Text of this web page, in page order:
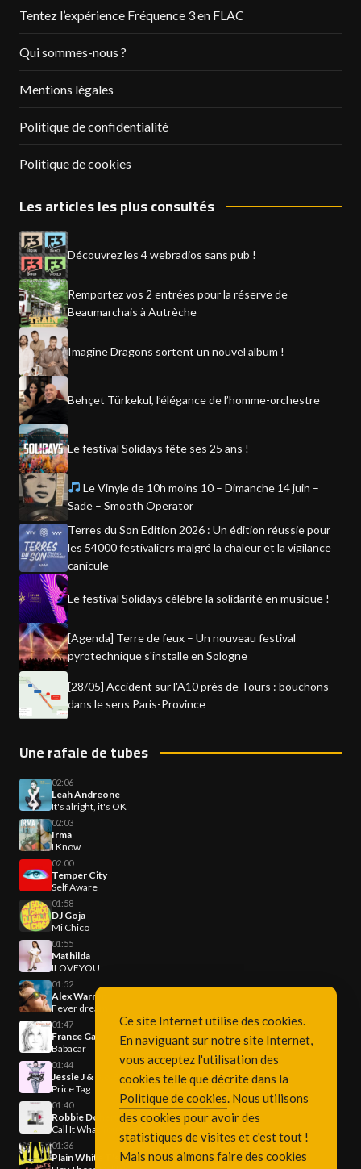
Tentez l’expérience Fréquence 3 en FLAC
Qui sommes-nous ?
Mentions légales
Politique de confidentialité
Politique de cookies
Les articles les plus consultés
Découvrez les 4 webradios sans pub !
Remportez vos 2 entrées pour la réserve de
Beaumarchais à Autrèche
Imagine Dragons sortent un nouvel album !
Behçet Türkekul, l’élégance de l’homme-orchestre
Le festival Solidays fête ses 25 ans !
Le Vinyle de 10h moins 10 – Dimanche 14 juin –
Sade – Smooth Operator
Terres du Son Edition 2026 : Un édition réussie pour
les 54000 festivaliers malgré la chaleur et la vigilance
canicule
Le festival Solidays célèbre la solidarité en musique !
[Agenda] Terre de feux – Un nouveau festival
pyrotechnique s'installe en Sologne
[28/05] Accident sur l'A10 près de Tours : bouchons
dans le sens Paris-Province
Une rafale de tubes
02:06
Leah Andreone
It's alright, it's OK
02:03
Irma
I Know
02:00
Temper City
Self Aware
01:58
DJ Goja
Mi Chico
01:55
Mathilda
ILOVEYOU
01:52
Alex Warren
Fever dream
01:47
France Gall
Babacar
01:44
Jessie J & B.o.B
Price Tag
01:40
Robbie Doherty
Call It What You Like
01:36
Plain White T's
Ce site Internet utilise des cookies.
En naviguant sur notre site Internet,
vous acceptez l'utilisation des
cookies telle que décrite dans la
Politique de cookies. Nous utilisons
des cookies pour avoir des
statistiques de visites et c'est tout !
Mais nous aimons faire des cookies